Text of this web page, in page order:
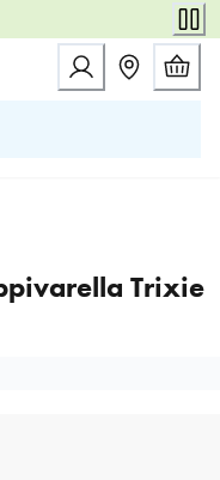
Trixie 40–98 cm
Trixie